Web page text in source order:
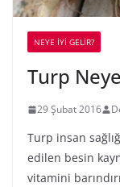
NEYE İYİ GELİR?
Turp
29 Şubat 2016
Turp insan
edilen besin
vitamini